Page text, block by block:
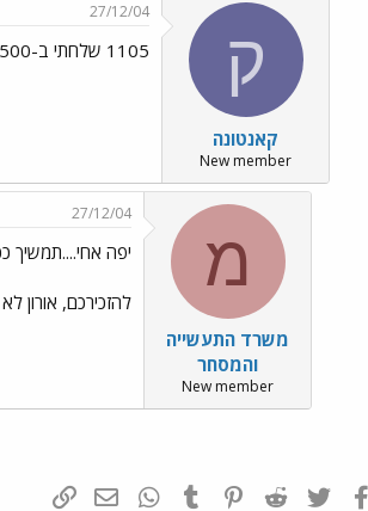
ק
קאנטונה
New member
27/12/04
1105 שלחתי ב-500
מ
משרד התעשייה
והמסחר
New member
27/12/04
יפה אחי....תמשיך
להזכירכם, אורון לא יהיה פה במשך 10 ימים, הוא
פייסבוק Twitter
Reddit
Pinterest
Tumblr
WhatsApp
דואר